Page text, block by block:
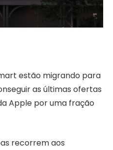
estão migrando para
as últimas ofertas
Apple por uma fração
recorrem aos